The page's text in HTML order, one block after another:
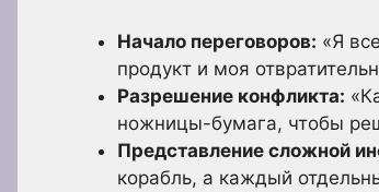
Начало переговоров: «Я
продукт и моя
Разрешение конфликта:
ножницы-бумага, чтобы
Представление сложной
корабль, а каждый